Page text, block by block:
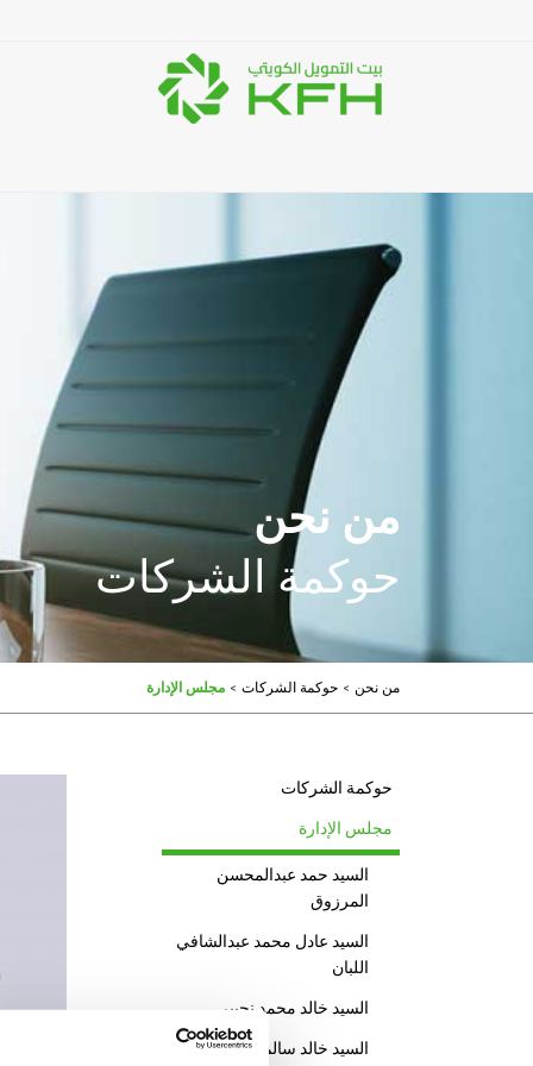
من نحن
حوكمة الشركات
من نحن > حوكمة الشركات > مجلس الإدارة
حوكمة الشركات
مجلس الإدارة
السيد حمد عبدالمحسن
المرزوق
السيد عادل محمد عبدالشافي
اللبان
السيد خالد محمد نجيبي
السيد خالد سالم النصف